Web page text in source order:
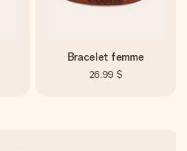
Bracelet femme
26,99 $